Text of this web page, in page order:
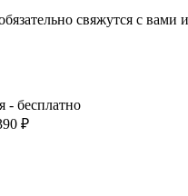
свяжутся с вами
- бесплатно
₽